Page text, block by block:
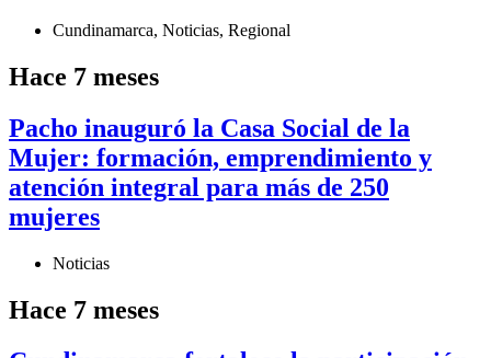
Cundinamarca, Noticias, Regional
Hace 7 meses
Pacho inauguró la Casa Social de la
Mujer: formación, emprendimiento y
atención integral para más de 250
mujeres
Noticias
Hace 7 meses